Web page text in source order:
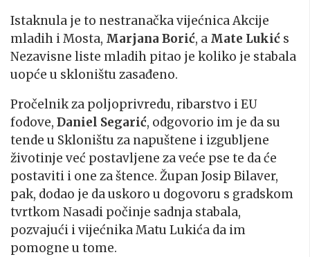
Istaknula je to nestranačka vijećnica Akcije
mladih i Mosta, Marjana Borić, a Mate Lukić s
Nezavisne liste mladih pitao je koliko je stabala
uopće u skloništu zasađeno.
Pročelnik za poljoprivredu, ribarstvo i EU
fodove, Daniel Segarić, odgovorio im je da su
tende u Skloništu za napuštene i izgubljene
životinje već postavljene za veće pse te da će
postaviti i one za štence. Župan Josip Bilaver,
pak, dodao je da uskoro u dogovoru s gradskom
tvrtkom Nasadi počinje sadnja stabala,
pozvajući i vijećnika Matu Lukića da im
pomogne u tome.